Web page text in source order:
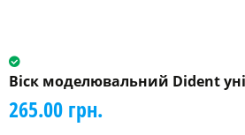
Віск моделювальний Dident
265.00 грн.